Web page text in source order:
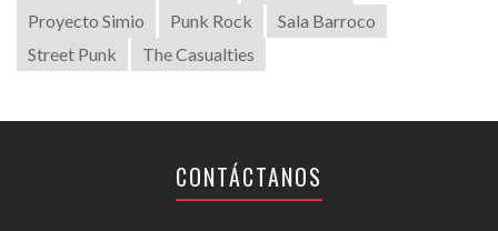
Proyecto Simio
Punk Rock
Sala Barroco
Street Punk
The Casualties
CONTÁCTANOS